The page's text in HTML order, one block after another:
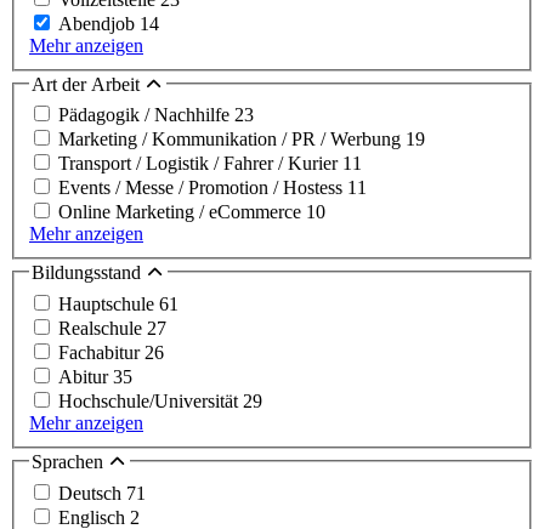
Abendjob 14
Mehr anzeigen
Art der Arbeit
Pädagogik / Nachhilfe 23
Marketing / Kommunikation / PR / Werbung 19
Transport / Logistik / Fahrer / Kurier 11
Events / Messe / Promotion / Hostess 11
Online Marketing / eCommerce 10
Mehr anzeigen
Bildungsstand
Hauptschule 61
Realschule 27
Fachabitur 26
Abitur35
Hochschule/Universität 29
Mehr anzeigen
Sprachen
Deutsch 71
Englisch 2